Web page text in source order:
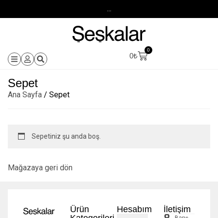
0₺
0
Sepet
Ana Sayfa / Sepet
Sepetiniz şu anda boş.
Mağazaya geri dön
Ürün
Hesabım İletişim